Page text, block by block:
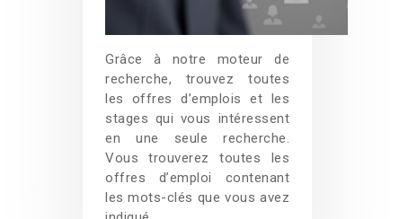
Grâce à notre moteur de
recherche, trouvez toutes
les offres d’emplois et les
stages qui vous intéressent
en une seule recherche.
Vous trouverez toutes les
offres d’emploi contenant
les mots-clés que vous avez